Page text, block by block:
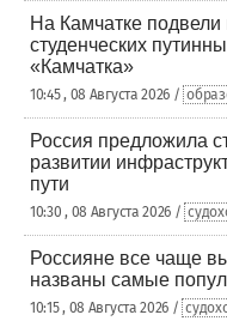
На Камчатке подвели
студенческих
«Камчатка»
10:45 , 08 Августа 2026 /
Россия предложила
развитии
пути
10:30 , 08 Августа 2026 /
Россияне все чаще
названы самые
10:15 , 08 Августа 2026 /